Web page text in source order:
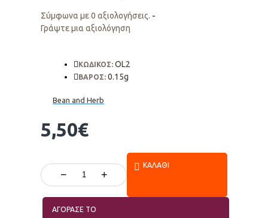
Σύμφωνα με 0 αξιολογήσεις. -
Γράψτε μια αξιολόγηση
5,50€
ΚΩΔΙΚΟΣ: OL2
ΒΑΡΟΣ: 0.15g
Bean and Herb
− +
ΚΑΛΆΘΙ
ΑΓΟΡΑΣΕ ΤΟ